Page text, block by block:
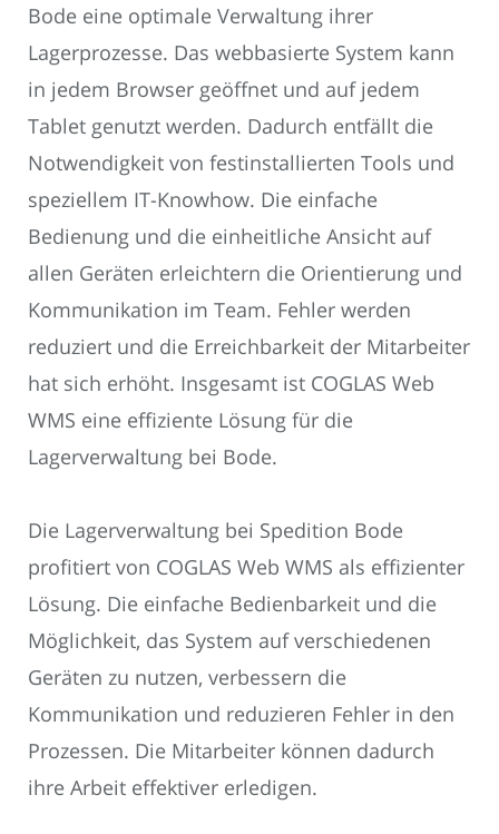
Bode eine optimale Verwaltung ihrer
Lagerprozesse. Das webbasierte System kann
in jedem Browser geöffnet und auf jedem
Tablet genutzt werden. Dadurch entfällt die
Notwendigkeit von festinstallierten Tools und
speziellem IT-Knowhow. Die einfache
Bedienung und die einheitliche Ansicht auf
allen Geräten erleichtern die Orientierung und
Kommunikation im Team. Fehler werden
reduziert und die Erreichbarkeit der Mitarbeiter
hat sich erhöht. Insgesamt ist COGLAS Web
WMS eine effiziente Lösung für die
Lagerverwaltung bei Bode.
Die Lagerverwaltung bei Spedition Bode
profitiert von COGLAS Web WMS als effizienter
Lösung. Die einfache Bedienbarkeit und die
Möglichkeit, das System auf verschiedenen
Geräten zu nutzen, verbessern die
Kommunikation und reduzieren Fehler in den
Prozessen. Die Mitarbeiter können dadurch
ihre Arbeit effektiver erledigen.